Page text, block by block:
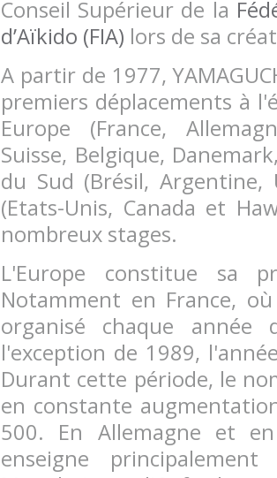
Conseil Supérieur de la
d’Aïkido (FIA) lors de sa
A partir de 1977,
premiers déplacements à
Europe (France,
Suisse, Belgique,
du Sud (Brésil,
(Etats-Unis, Canada et
nombreux stages.
L'Europe constitue sa
Notamment en France,
organisé chaque
l'exception de 1989,
Durant cette période, le
en constante
500. En Allemagne et
enseigne